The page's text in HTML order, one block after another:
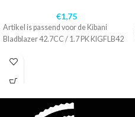
€1,75
Artikel is passend voor de Kibani
Bladblazer 42.7CC / 1.7 PK KIGFLB42